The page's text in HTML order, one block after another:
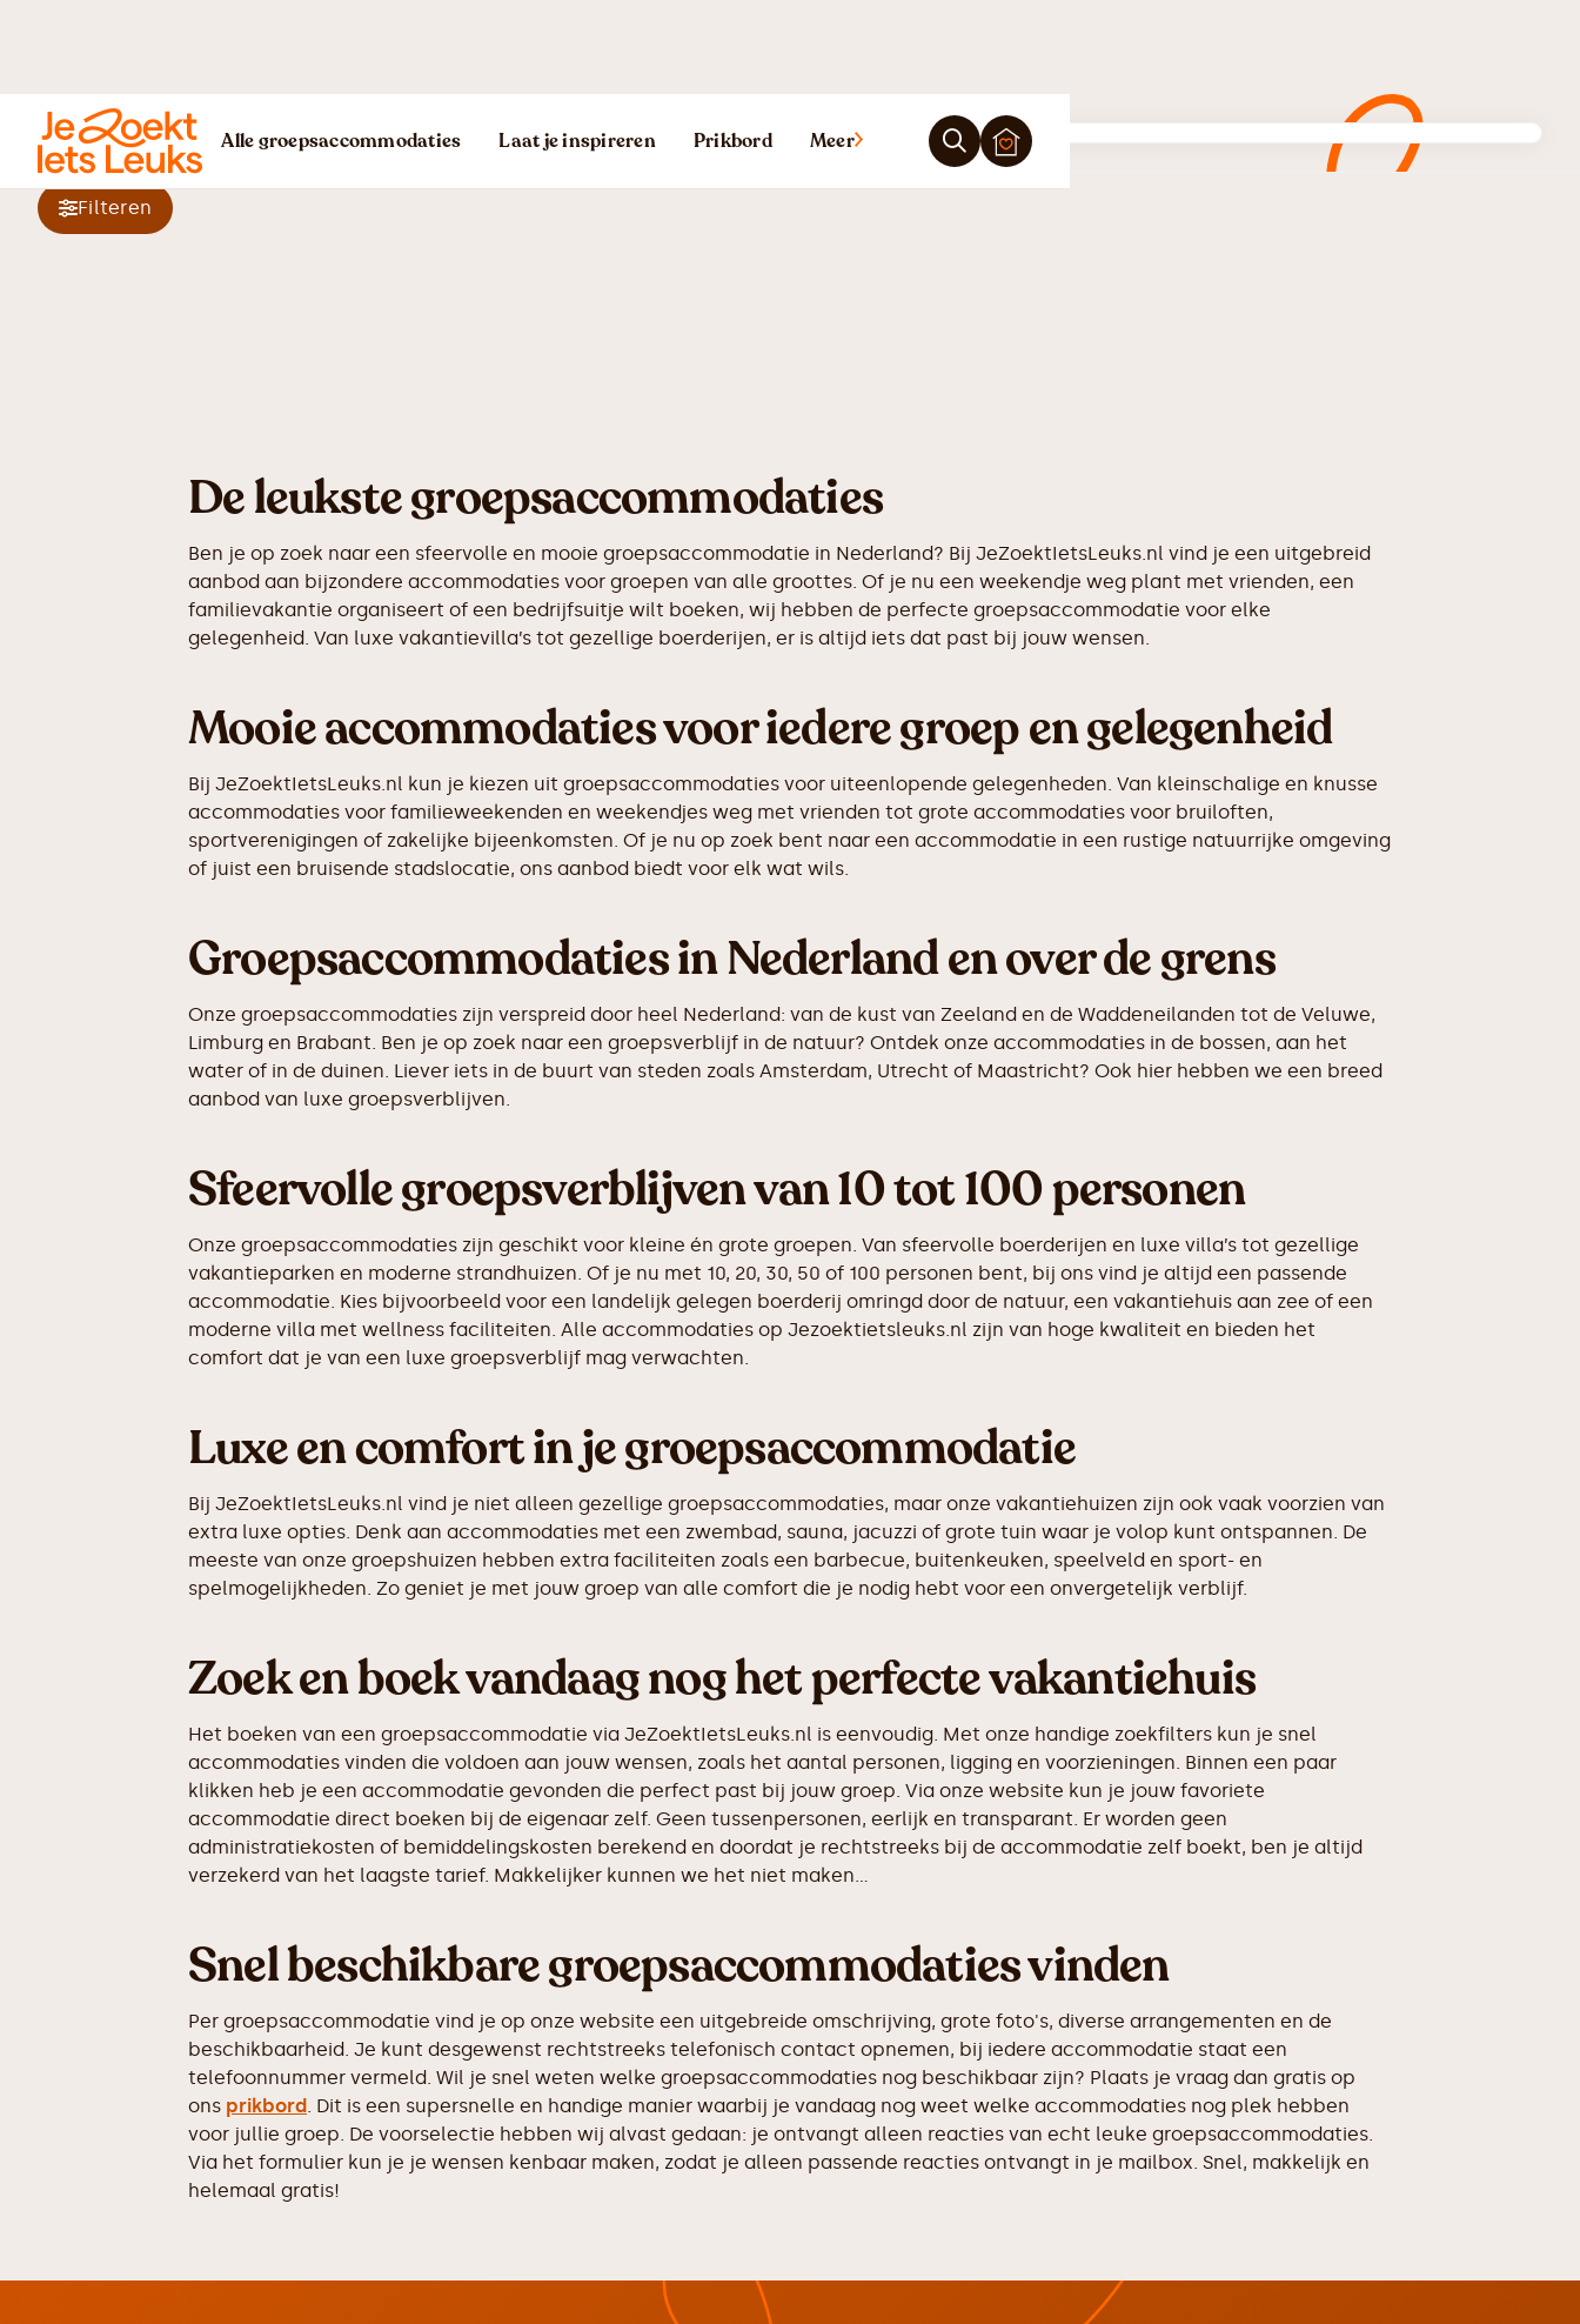
Alle groepsaccommodaties Laat je inspireren Prikbord Meer
Filteren
De leukste groepsaccommodaties
Ben je op zoek naar een sfeervolle en mooie groepsaccommodatie in Nederland? Bij JeZoektIetsLeuks.nl vind je een uitgebreid
aanbod aan bijzondere accommodaties voor groepen van alle groottes. Of je nu een weekendje weg plant met vrienden, een
familievakantie organiseert of een bedrijfsuitje wilt boeken, wij hebben de perfecte groepsaccommodatie voor elke
gelegenheid. Van luxe vakantievilla’s tot gezellige boerderijen, er is altijd iets dat past bij jouw wensen.
Mooie accommodaties voor iedere groep en gelegenheid
Bij JeZoektIetsLeuks.nl kun je kiezen uit groepsaccommodaties voor uiteenlopende gelegenheden. Van kleinschalige en knusse
accommodaties voor familieweekenden en weekendjes weg met vrienden tot grote accommodaties voor bruiloften,
sportverenigingen of zakelijke bijeenkomsten. Of je nu op zoek bent naar een accommodatie in een rustige natuurrijke omgeving
of juist een bruisende stadslocatie, ons aanbod biedt voor elk wat wils.
Groepsaccommodaties in Nederland en over de grens
Onze groepsaccommodaties zijn verspreid door heel Nederland: van de kust van Zeeland en de Waddeneilanden tot de Veluwe,
Limburg en Brabant. Ben je op zoek naar een groepsverblijf in de natuur? Ontdek onze accommodaties in de bossen, aan het
water of in de duinen. Liever iets in de buurt van steden zoals Amsterdam, Utrecht of Maastricht? Ook hier hebben we een breed
aanbod van luxe groepsverblijven.
Sfeervolle groepsverblijven van 10 tot 100 personen
Onze groepsaccommodaties zijn geschikt voor kleine én grote groepen. Van sfeervolle boerderijen en luxe villa’s tot gezellige
vakantieparken en moderne strandhuizen. Of je nu met 10, 20, 30, 50 of 100 personen bent, bij ons vind je altijd een passende
accommodatie. Kies bijvoorbeeld voor een landelijk gelegen boerderij omringd door de natuur, een vakantiehuis aan zee of een
moderne villa met wellness faciliteiten. Alle accommodaties op Jezoektietsleuks.nl zijn van hoge kwaliteit en bieden het
comfort dat je van een luxe groepsverblijf mag verwachten.
Luxe en comfort in je groepsaccommodatie
Bij JeZoektIetsLeuks.nl vind je niet alleen gezellige groepsaccommodaties, maar onze vakantiehuizen zijn ook vaak voorzien van
extra luxe opties. Denk aan accommodaties met een zwembad, sauna, jacuzzi of grote tuin waar je volop kunt ontspannen. De
meeste van onze groepshuizen hebben extra faciliteiten zoals een barbecue, buitenkeuken, speelveld en sport- en
spelmogelijkheden. Zo geniet je met jouw groep van alle comfort die je nodig hebt voor een onvergetelijk verblijf.
Zoek en boek vandaag nog het perfecte vakantiehuis
Het boeken van een groepsaccommodatie via JeZoektIetsLeuks.nl is eenvoudig. Met onze handige zoekfilters kun je snel
accommodaties vinden die voldoen aan jouw wensen, zoals het aantal personen, ligging en voorzieningen. Binnen een paar
klikken heb je een accommodatie gevonden die perfect past bij jouw groep. Via onze website kun je jouw favoriete
accommodatie direct boeken bij de eigenaar zelf. Geen tussenpersonen, eerlijk en transparant. Er worden geen
administratiekosten of bemiddelingskosten berekend en doordat je rechtstreeks bij de accommodatie zelf boekt, ben je altijd
verzekerd van het laagste tarief. Makkelijker kunnen we het niet maken...
Snel beschikbare groepsaccommodaties vinden
Per groepsaccommodatie vind je op onze website een uitgebreide omschrijving, grote foto's, diverse arrangementen en de
beschikbaarheid. Je kunt desgewenst rechtstreeks telefonisch contact opnemen, bij iedere accommodatie staat een
telefoonnummer vermeld. Wil je snel weten welke groepsaccommodaties nog beschikbaar zijn? Plaats je vraag dan gratis op
ons prikbord. Dit is een supersnelle en handige manier waarbij je vandaag nog weet welke accommodaties nog plek hebben
voor jullie groep. De voorselectie hebben wij alvast gedaan: je ontvangt alleen reacties van echt leuke groepsaccommodaties.
Via het formulier kun je je wensen kenbaar maken, zodat je alleen passende reacties ontvangt in je mailbox. Snel, makkelijk en
helemaal gratis!